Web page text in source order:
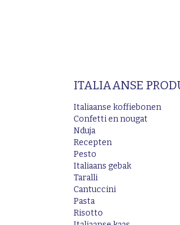
ITALIAANSE
Italiaanse koffiebonen
Confetti en nougat
Nduja
Recepten
Pesto
Italiaans gebak
Taralli
Cantuccini
Pasta
Risotto